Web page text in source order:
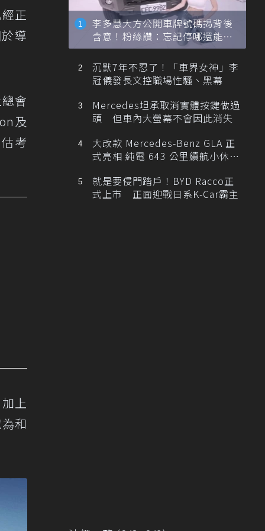
正
導
會
及
考
上
和
李多慧大方公開車牌號碼揭背後
含意！粉絲讚：忘記停哪還能幫
忙找車
沉默7年不忍了！「車界女神」李
冠儀發長文控職場性騷、黑幕
Mercedes坦承取消實體按鍵做過
頭 但車內大螢幕不會因此消失
大改款 Mercedes-Benz GLA 正
式亮相 純電 643 公里續航小休
就是要侵門踏戶！BYD Racco正
式上市 正面迎戰日系K-Car霸主